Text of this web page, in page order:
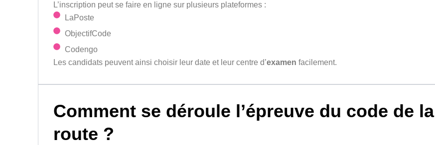
L’inscription peut se faire en ligne sur plusieurs plateformes :
LaPoste
ObjectifCode
Codengo
Les candidats peuvent ainsi choisir leur date et leur centre d’examen facilement.
Comment se déroule l’épreuve du code de la
route ?